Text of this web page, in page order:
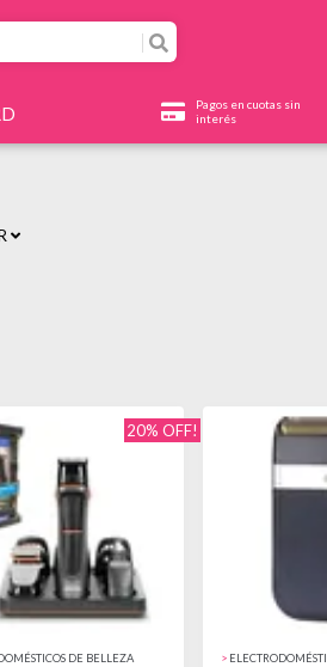
Pagos en cuotas sin
interés
20% OFF!
DE BELLEZA >